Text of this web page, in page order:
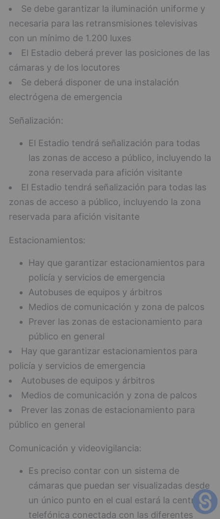
Se debe garantizar la iluminación uniforme y
necesaria para las retransmisiones televisivas
con un mínimo de 1.200 luxes
El Estadio deberá prever las posiciones de las
cámaras y de los locutores
Se deberá disponer de una instalación
electrógena de emergencia
Señalización:
El Estadio tendrá señalización para todas
las zonas de acceso a público, incluyendo la
zona reservada para afición visitante
El Estadio tendrá señalización para todas las
zonas de acceso a público, incluyendo la zona
reservada para afición visitante
Estacionamientos:
Hay que garantizar estacionamientos para
policía y servicios de emergencia
Autobuses de equipos y árbitros
Medios de comunicación y zona de palcos
Prever las zonas de estacionamiento para
público en general
Hay que garantizar estacionamientos para
policía y servicios de emergencia
Autobuses de equipos y árbitros
Medios de comunicación y zona de palcos
Prever las zonas de estacionamiento para
público en general
Comunicación y videovigilancia:
Es preciso contar con un sistema de
cámaras que puedan ser visualizadas desde
un único punto en el cual estará la central
telefónica conectada con las diferentes